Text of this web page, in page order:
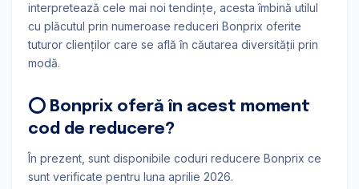
interpretează cele mai noi tendinţe, acesta ȋmbină utilul
cu plăcutul prin numeroase reduceri Bonprix oferite
tuturor clienţilor care se află ȋn căutarea diversităţii prin
modă.
⭕ Bonprix oferă în acest moment
cod de reducere?
În prezent, sunt disponibile coduri reducere Bonprix ce
sunt verificate pentru luna aprilie 2026.